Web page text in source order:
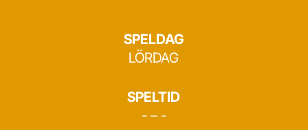
SPELDAG
LÖRDAG
SPELTID
- – -